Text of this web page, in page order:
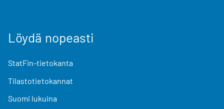
Löydä nopeasti
StatFin-tietokanta
Tilastotietokannat
Suomi lukuina